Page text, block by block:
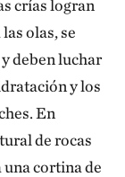
crías logran
olas, se
deben luchar
y los
En
de rocas
una cortina de